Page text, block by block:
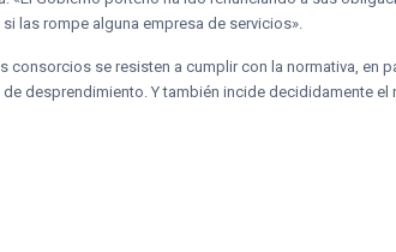
las rompe alguna empresa de servicios».
se resisten a cumplir con la normativa, en
desprendimiento. Y también incide decididamente el